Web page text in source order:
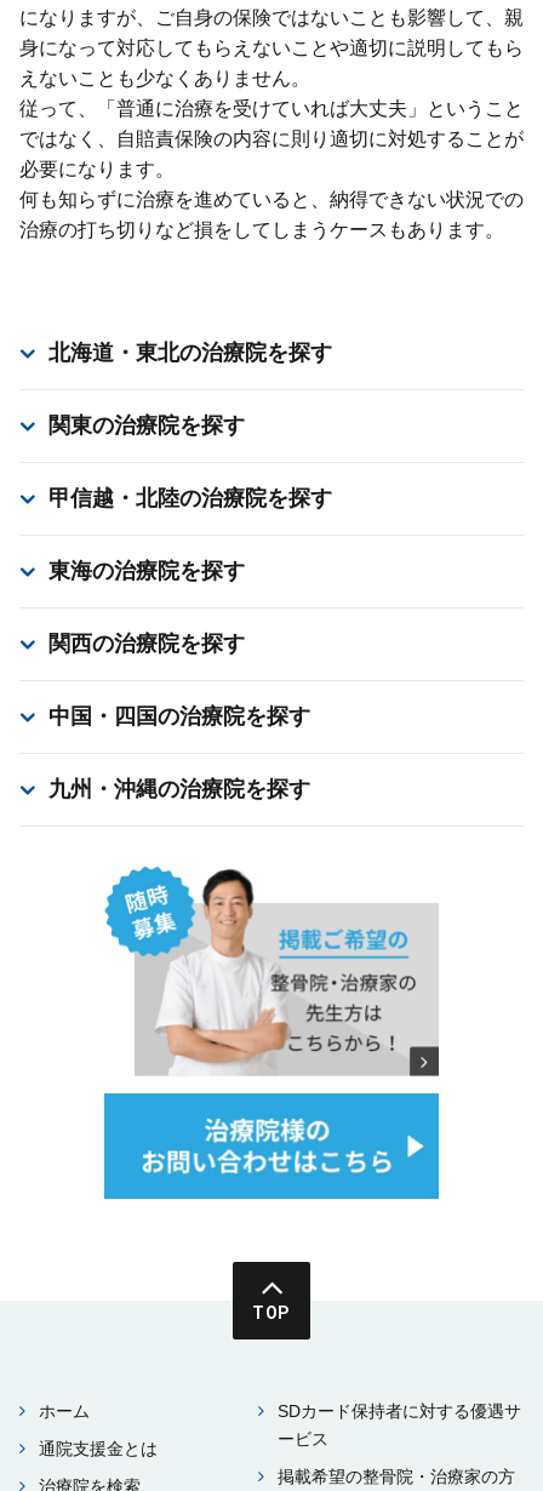
になりますが、ご⾃⾝の保険ではないことも影響して、親
⾝になって対応してもらえないことや適切に説明してもら
えないことも少なくありません。
従って、「普通に治療を受けていれば⼤丈夫」ということ
ではなく、⾃賠責保険の内容に則り適切に対処することが
必要になります。
何も知らずに治療を進めていると、納得できない状況での
治療の打ち切りなど損をしてしまうケースもあります。
北海道・東北の治療院を探す
関東の治療院を探す
甲信越・北陸の治療院を探す
東海の治療院を探す
関西の治療院を探す
中国・四国の治療院を探す
九州・沖縄の治療院を探す
TOP
ホーム
通院⽀援⾦とは
治療院を検索
SDカード保持者に対する優遇サ
ービス
掲載希望の整⾻院・治療家の⽅